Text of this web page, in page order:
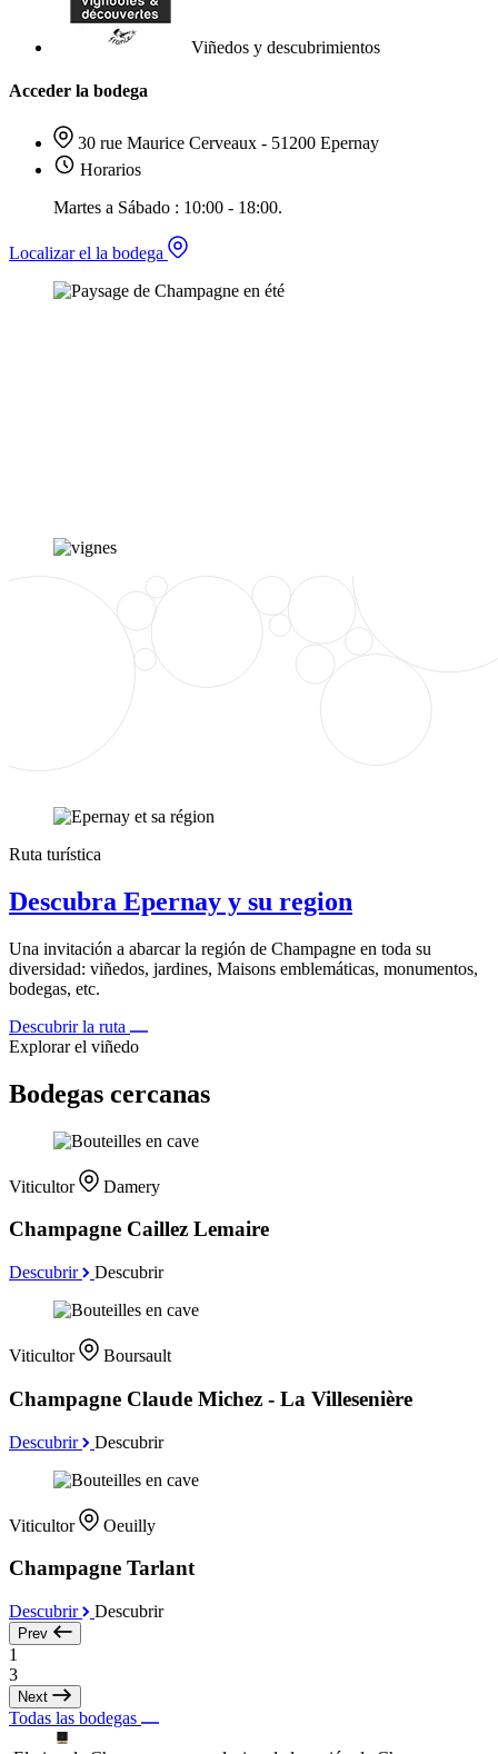
Viñedos y descubrimientos
Acceder la bodega
30 rue Maurice Cerveaux - 51200 Epernay
Horarios
Martes a Sábado : 10:00 - 18:00.
Localizar el la bodega
Ruta turística
Descubra Epernay y su region
Una invitación a abarcar la región de Champagne en toda su
diversidad: viñedos, jardines, Maisons emblemáticas, monumentos,
bodegas, etc.
Descubrir la ruta
Explorar el viñedo
Bodegas cercanas
Viticultor Damery
Champagne Caillez Lemaire
Descubrir Descubrir
Viticultor Boursault
Champagne Claude Michez - La Villesenière
Descubrir Descubrir
Viticultor Oeuilly
Champagne Tarlant
Descubrir Descubrir
Prev
1
3
Next
Todas las bodegas